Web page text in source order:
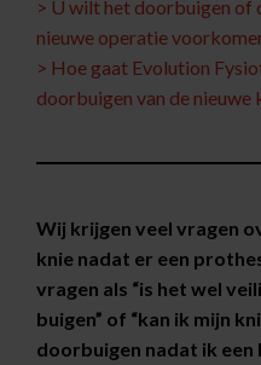
> U wilt het doorbuigen of
nieuwe operatie
> Hoe gaat Evolution
doorbuigen van de nieuwe
Wij krijgen veel vragen
knie nadat er een
vragen als “is het wel
buigen” of “kan ik mijn
doorbuigen nadat ik